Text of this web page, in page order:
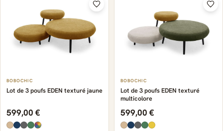
BOBOCHIC
Lot de 3 poufs EDEN texturé jaune
599,00 €
BOBOCHIC
Lot de 3 poufs EDEN texturé
multicolore
599,00 €